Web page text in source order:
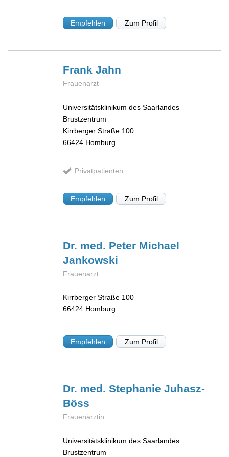
Empfehlen Zum Profil
FrankJahn
Frauenarzt
Universitätsklinikum des Saarlandes
Brustzentrum
Kirrberger Straße 100
66424 Homburg
Privatpatienten
Empfehlen Zum Profil
Dr. med. Peter Michael
Jankowski
Frauenarzt
Kirrberger Straße 100
66424 Homburg
Empfehlen Zum Profil
Dr. med. StephanieJuhasz-
Böss
Frauenärztin
Universitätsklinikum des Saarlandes
Brustzentrum